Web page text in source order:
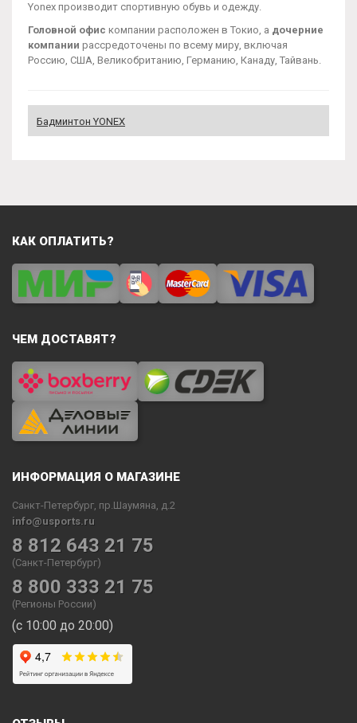
Yonex производит спортивную обувь и одежду.
Головной офис компании расположен в Токио, а дочерние
компании рассредоточены по всему миру, включая
Россию, США, Великобританию, Германию, Канаду, Тайвань.
Бадминтон YONEX
КАК ОПЛАТИТЬ?
ЧЕМ ДОСТАВЯТ?
ИНФОРМАЦИЯ О МАГАЗИНЕ
Санкт-Петербург, пр.Шаумяна, д.2
info@usports.ru
8 812 643 21 75
(Санкт-Петербург)
8 800 333 21 75
(Регионы России)
(с 10:00 до 20:00)